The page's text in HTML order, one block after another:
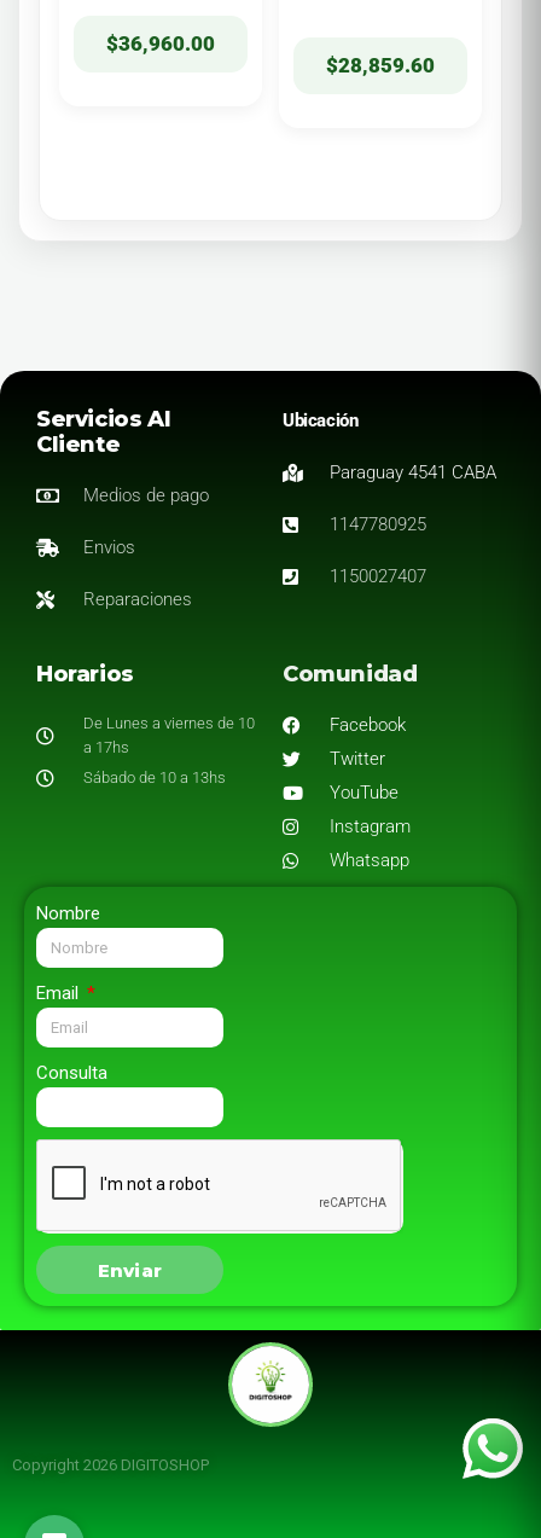
$36,960.00
$28,859.60
Servicios Al
Cliente
Medios de pago
Envios
Reparaciones
Ubicación
Paraguay 4541 CABA
1147780925
1150027407
Horarios
De Lunes a viernes de 10
a 17hs
Sábado de 10 a 13hs
Comunidad
Facebook
Twitter
YouTube
Instagram
Whatsapp
Nombre
Email
Consulta
Enviar
Copyright 2026 DIGITOSHOP